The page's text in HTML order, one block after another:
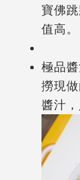
寶佛
值高。
極品
撈現
醬汁，